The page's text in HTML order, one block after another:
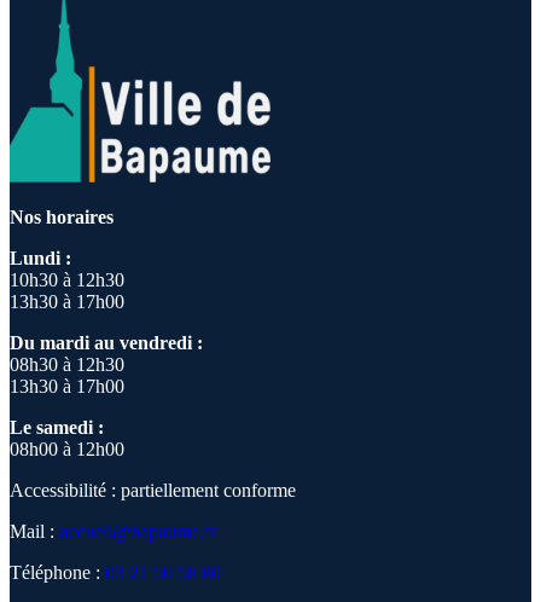
Nos horaires
Lundi :
10h30 à 12h30
13h30 à 17h00
Du mardi au vendredi :
08h30 à 12h30
13h30 à 17h00
Le samedi :
08h00 à 12h00
Accessibilité : partiellement conforme
Mail : accueil@bapaume.fr
Téléphone : 03 21 50 58 80